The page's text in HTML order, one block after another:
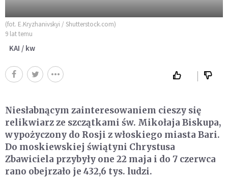
(fot. E.Kryzhanivskyi / Shutterstock.com)
9 lat temu
KAI / kw
Niesłabnącym zainteresowaniem cieszy się
relikwiarz ze szczątkami św. Mikołaja Biskupa,
wypożyczony do Rosji z włoskiego miasta Bari.
Do moskiewskiej świątyni Chrystusa
Zbawiciela przybyły one 22 maja i do 7 czerwca
rano obejrzało je 432,6 tys. ludzi.